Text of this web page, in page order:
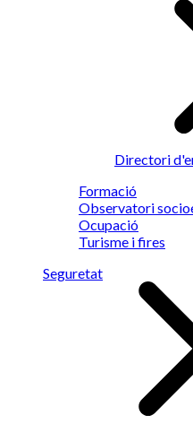
Directori
Formació
Observatori
Ocupació
Turisme i fires
Seguretat